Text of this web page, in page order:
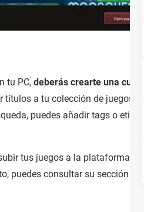
tu PC, deberás crearte una
a tu colección de juegos,
puedes añadir tags o
tus juegos a la plataforma.
puedes consultar su sección de